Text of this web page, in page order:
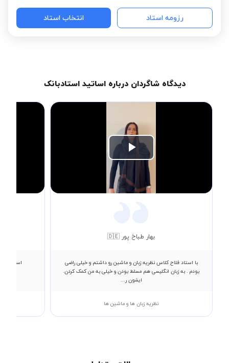
رزومه استاد انتخاب استاد
دیدگاه شاگردان درباره اساتید استادبانک
Play
Video
بهار طباخ پور 🇩🇪
با استاد فلاح کلاس نظریه زبان و ماشین رو داشتم و خیلی راضی
بودم . به زبان انگلیسی هم مسلط بودن و خیلی به من کمک کردن.
ایشون ر...
نظریه زبان ها و ماشین ها
استاد